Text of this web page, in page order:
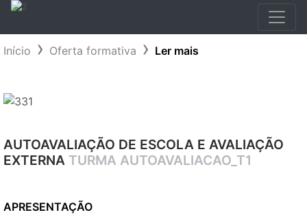
Início Oferta formativa Ler mais
AUTOAVALIAÇÃO DE ESCOLA E AVALIAÇÃO
EXTERNA TURMA AUTOAVALIACAO_T1
APRESENTAÇÃO